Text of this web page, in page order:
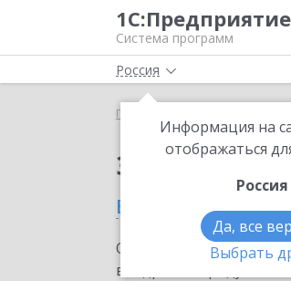
Система программ
Россия
Информация на
отображаться
Россия
Да, все
Выбрать
Главная
Заказать
в Волжском
Ознакомьтесь с
внедрение продукта.